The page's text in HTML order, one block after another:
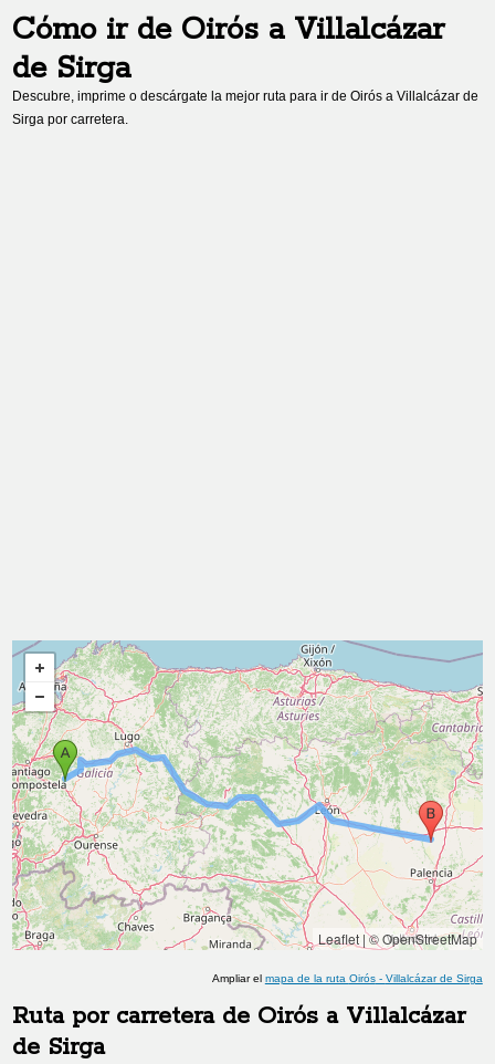
Cómo ir de Oirós a Villalcázar
de Sirga
Descubre, imprime o descárgate la mejor ruta para ir deOirós aVillalcázar de
Sirga por carretera.
Leaflet|© OpenStreetMap
Ampliar el mapa de la ruta Oirós- Villalcázar de Sirga
Ruta por carretera de Oirós a Villalcázar
de Sirga